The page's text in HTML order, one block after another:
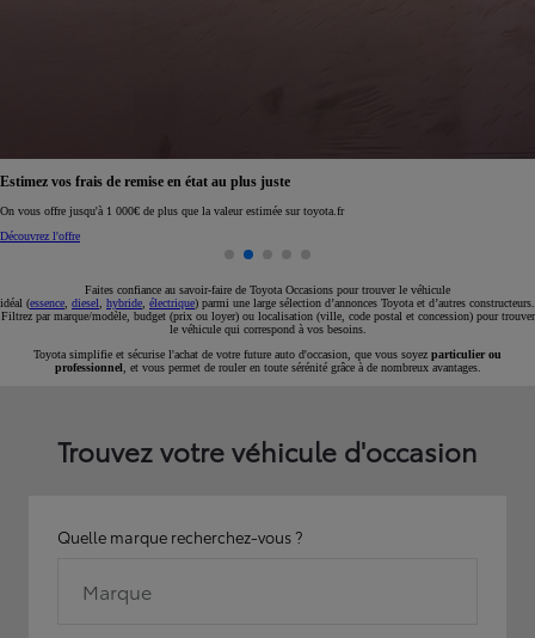
Réservez en ligne votre occasion pour 1€ seulement
Réservez en ligne
Faites confiance au savoir-faire de Toyota Occasions pour trouver le véhicule
idéal (essence diesel hybride électrique) parmi une large sélection d’annonces Toyota et d’autres constructeurs.
Filtrez par marque/modèle, budget (prix ou loyer) ou localisation (ville, code postal et concession) pour trouver
le véhicule qui correspond à vos besoins.
Toyota simplifie et sécurise l'achat de votre future auto d'occasion, que vous soyez particulier ou
professionnel , et vous permet de rouler en toute sérénité grâce à de nombreux avantages.
Trouvez votre véhicule d'occasion
Quelle marque recherchez-vous ?
Marque